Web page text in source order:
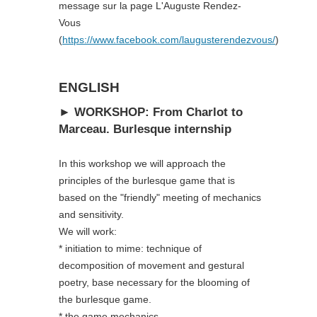
message sur la page L'Auguste Rendez-
Vous
(https://www.facebook.com/laugusterendezvous/)
ENGLISH
► WORKSHOP: From Charlot to
Marceau. Burlesque internship
In this workshop we will approach the
principles of the burlesque game that is
based on the "friendly" meeting of mechanics
and sensitivity.
We will work:
* initiation to mime: technique of
decomposition of movement and gestural
poetry, base necessary for the blooming of
the burlesque game.